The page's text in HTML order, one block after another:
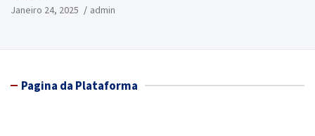
Janeiro 24, 2025 admin
Pagina da Plataforma